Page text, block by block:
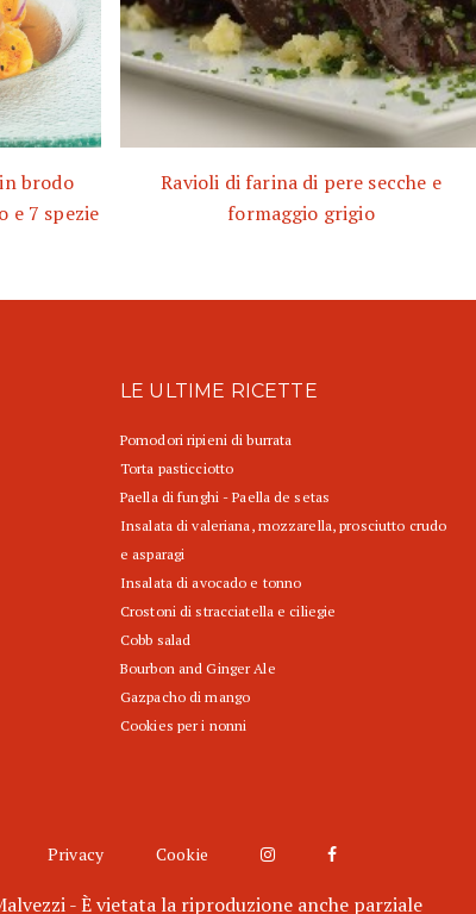
brodo
e 7 spezie
Ravioli di farina di pere secche e
formaggio grigio
LE ULTIME RICETTE
Pomodori ripieni di burrata
Torta pasticciotto
Paella di funghi - Paella de setas
Insalata di valeriana, mozzarella, prosciutto crudo
e asparagi
Insalata di avocado e tonno
Crostoni di stracciatella e ciliegie
Cobb salad
Bourbon and Ginger Ale
Gazpacho di mango
Cookies per i nonni
Privacy Cookie
- È vietata la riproduzione anche parziale